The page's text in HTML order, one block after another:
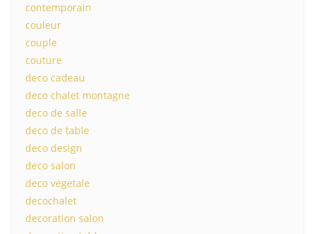
contemporain
couleur
couple
couture
deco cadeau
deco chalet montagne
deco de salle
deco de table
deco design
deco salon
deco vegetale
decochalet
decoration salon